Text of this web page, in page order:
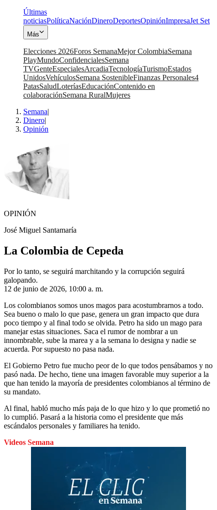
Últimas
noticiasPolíticaNaciónDineroDeportesOpiniónImpresaJet Set
Más
Elecciones 2026Foros SemanaMejor ColombiaSemana
PlayMundoConfidencialesSemana
TVGenteEspecialesArcadiaTecnologíaTurismoEstados
UnidosVehículosSemana SostenibleFinanzas Personales4
PatasSaludLoteríasEducaciónContenido en
colaboraciónSemana RuralMujeres
Semana|
Dinero|
Opinión
OPINIÓN
José Miguel Santamaría
La Colombia de Cepeda
Por lo tanto, se seguirá marchitando y la corrupción seguirá
galopando.
12 de junio de 2026, 10:00 a. m.
Los colombianos somos unos magos para acostumbrarnos a todo.
Sea bueno o malo lo que pase, genera un gran impacto que dura
poco tiempo y al final todo se olvida. Petro ha sido un mago para
manejar estas situaciones. Saca el rumor de nombrar a un
innombrable, sube la marea y a la semana lo designa y nadie se
acuerda. Por supuesto no pasa nada.
El Gobierno Petro fue mucho peor de lo que todos pensábamos y no
pasó nada. De hecho, tiene una imagen favorable muy superior a la
que han tenido la mayoría de presidentes colombianos al término de
su mandato.
Al final, habló mucho más paja de lo que hizo y lo que prometió no
lo cumplió. Pasará a la historia como el presidente que más
escándalos personales y familiares ha tenido.
Videos Semana